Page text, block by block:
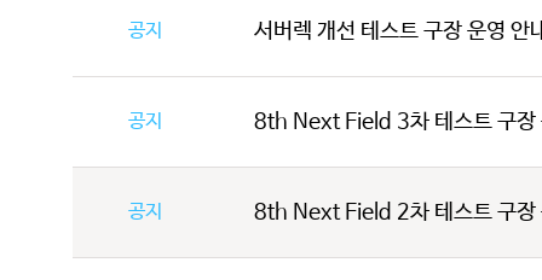
공지 서버렉 개선 테스트 구장 운영 안
공지 8th Next Field 3차 테스트 구장
공지 8th Next Field 2차 테스트 구장